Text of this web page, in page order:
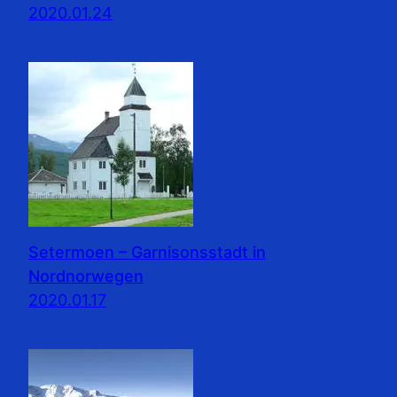
2020.01.24
Setermoen – Garnisonsstadt in
Nordnorwegen
2020.01.17